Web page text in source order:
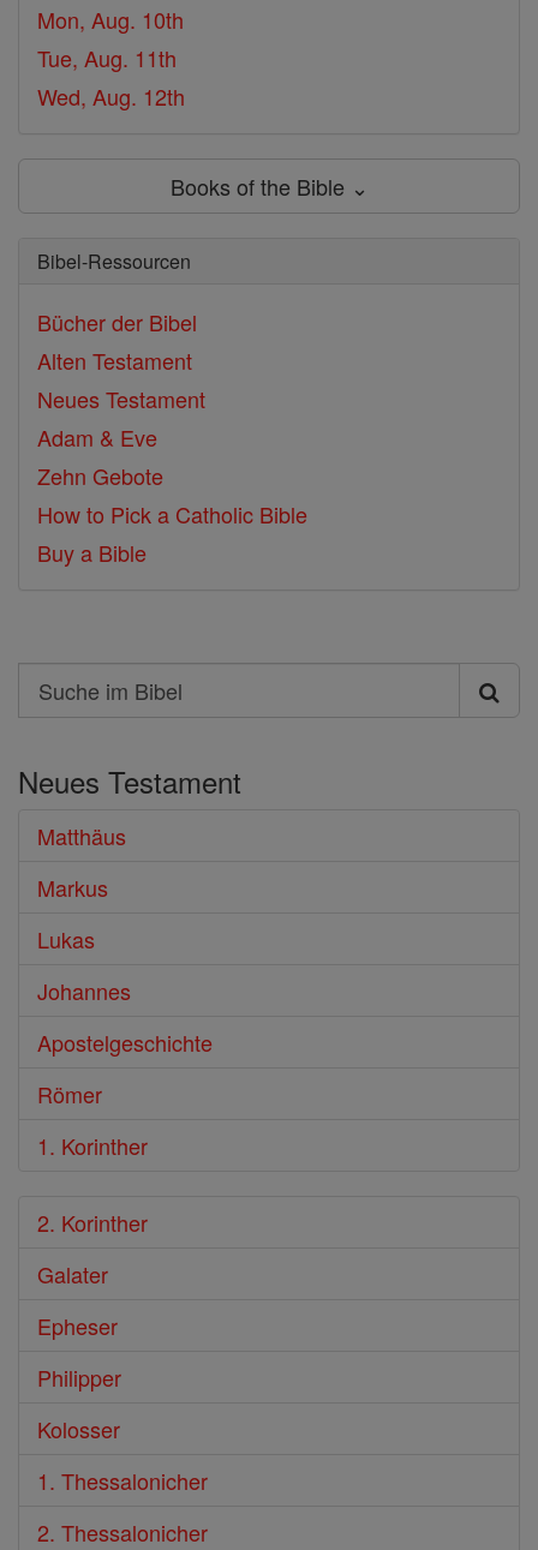
Mon, Aug. 10th
Tue, Aug. 11th
Wed, Aug. 12th
Books of the Bible ⌄
Bibel-Ressourcen
Bücher der Bibel
Alten Testament
Neues Testament
Adam & Eve
Zehn Gebote
How to Pick a Catholic Bible
Buy a Bible
Search
Suche
Bibel
Neues Testament
Matthäus
Markus
Lukas
Johannes
Apostelgeschichte
Römer
1. Korinther
2. Korinther
Galater
Epheser
Philipper
Kolosser
1. Thessalonicher
2. Thessalonicher